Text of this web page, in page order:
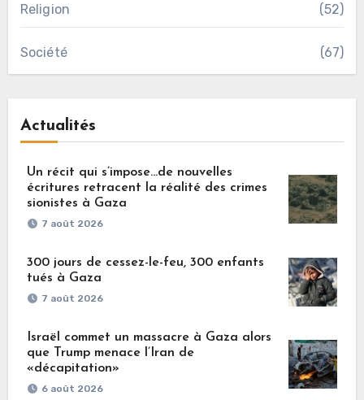
Religion (52)
Société (67)
Actualités
Un récit qui s’impose…de nouvelles
écritures retracent la réalité des crimes
sionistes à Gaza
7 août 2026
300 jours de cessez-le-feu, 300 enfants
tués à Gaza
7 août 2026
Israël commet un massacre à Gaza alors
que Trump menace l’Iran de
«décapitation»
6 août 2026